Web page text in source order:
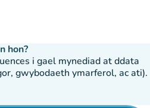
hon?
i gael mynediad at ddata
gwybodaeth ymarferol, ac ati).